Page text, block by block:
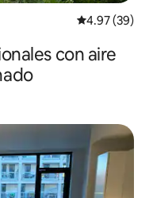
Calificación
4.97 (39)
con aire